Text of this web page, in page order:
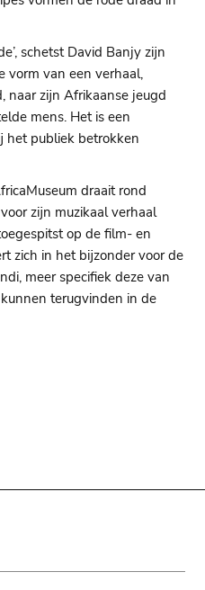
schetst David Banjy zijn
vorm van een verhaal,
naar zijn Afrikaanse jeugd
mens. Het is een
het publiek betrokken
draait rond
zijn muzikaal verhaal
op de film- en
zich in het bijzonder voor de
meer specifiek deze van
terugvinden in de